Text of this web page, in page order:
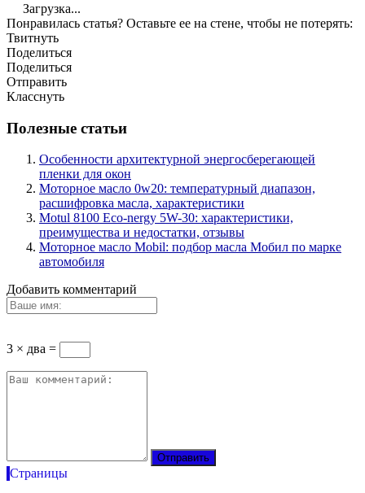
Загрузка...
Понравилась статья? Оставьте ее на стене, чтобы не потерять:
Твитнуть
Поделиться
Поделиться
Отправить
Класснуть
Полезные статьи
Особенности архитектурной энергосберегающей
пленки для окон
Моторное масло 0w20: температурный диапазон,
расшифровка масла, характеристики
Motul 8100 Eco-nergy 5W-30: характеристики,
преимущества и недостатки, отзывы
Моторное масло Mobil: подбор масла Мобил по марке
автомобиля
Добавить комментарий
3 × два =
Страницы